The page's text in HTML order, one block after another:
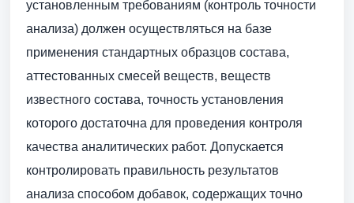
установленным требованиям (контроль точности
анализа) должен осуществляться на базе
применения стандартных образцов состава,
аттестованных смесей веществ, веществ
известного состава, точность установления
которого достаточна для проведения контроля
качества аналитических работ. Допускается
контролировать правильность результатов
анализа способом добавок, содержащих точно